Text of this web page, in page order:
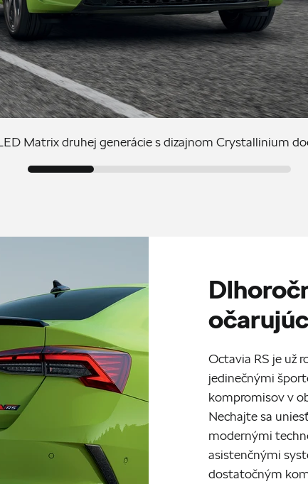
Matrix druhej generácie s dizajnom Crystallinium
Octavia RS je už
jedinečnými
kompromisov v
Nechajte sa
modernými
asistenčnými
dostatočným